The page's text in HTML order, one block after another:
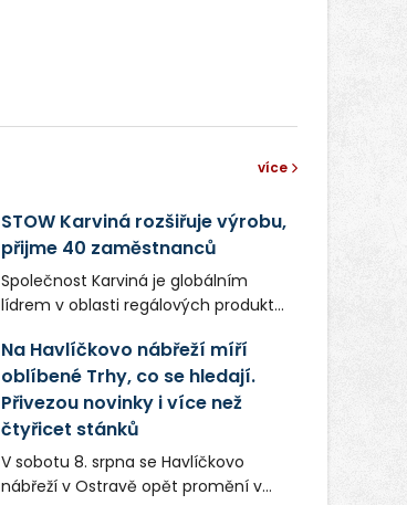
více
STOW Karviná rozšiřuje výrobu,
přijme 40 zaměstnanců
Společnost Karviná je globálním
lídrem v oblasti regálových produktů
zaměstnavatelem na Karvinsku a
firmou s obrovským potenciálem.
Na Havlíčkovo nábřeží míří
oblíbené Trhy, co se hledají.
Přivezou novinky i více než
čtyřicet stánků
V sobotu 8. srpna se Havlíčkovo
nábřeží v Ostravě opět promění v